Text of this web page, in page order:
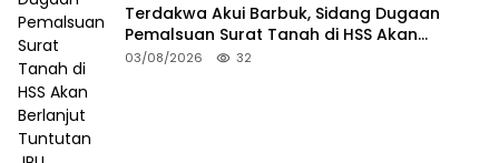
Terdakwa Akui Barbuk, Sidang Dugaan
Pemalsuan Surat Tanah di HSS Akan
Berlanjut Tuntutan JPU
03/08/2026 32